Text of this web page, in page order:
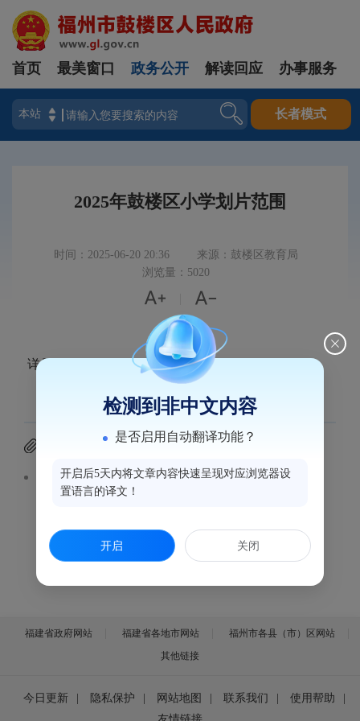
登录
首页 最美窗口 政务公开 解读回应 办事服务
长者模式
2025年鼓楼区小学划片范围
时间：2025-06-20 20:36
来源：鼓楼区教育局
浏览量：5020
 
详见附件。
2025年鼓楼区小学划片范围.pdf
福建省政府网站 福建省各地市网站
福州市各县（市）区网站
其他链接
今日更新 隐私保护 网站地图 联系我们 使用帮助
检测到非中文内容
是否启用自动翻译功能？
开启后5天内将文章内容快速呈现对应浏览器设
置语言的译文！
开启 关闭